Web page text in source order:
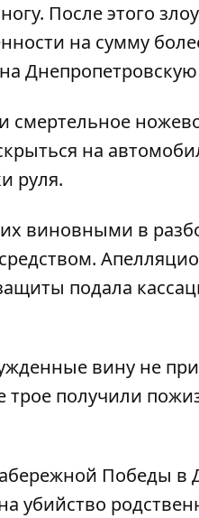
После этого
на сумму
смертельное
на
руля.
виновными в
подала
вину не
трое получили
Победы в
убийство